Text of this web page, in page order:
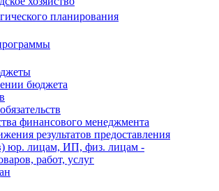
планирования
бюджета
финансового менеджмента
результатов предоставления
юр. лицам, ИП, физ. лицам -
работ, услуг